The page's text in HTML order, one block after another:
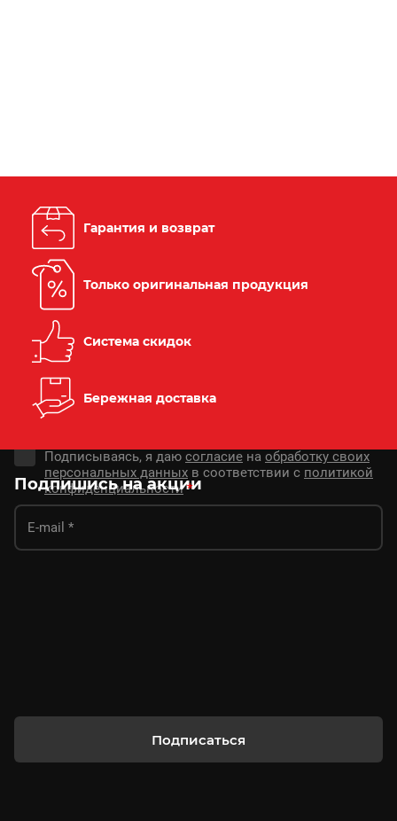
Гарантия и возврат
Только оригинальная продукция
Система скидок
Бережная доставка
Подпишись на акции
Подписываясь, я даю согласие на обработку своих
персональных данных в соответствии с политикой
конфиденциальности *
Подписаться